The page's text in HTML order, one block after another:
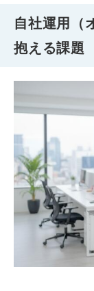
自社運用（
抱える課題